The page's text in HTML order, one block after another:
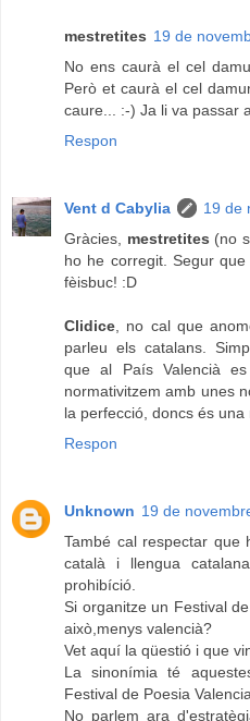
mestretites 19 de
No ens caurà el cel
Però et caurà el cel
caure... :-) Ja li va passar
Respon
Vent d Cabylia
19 de
Gràcies, mestretites (no
ho he corregit. Segur
fèisbuc! :D
Clidice , no cal que
parleu els catalans.
que al País Valencià
normativitzem amb unes
la perfecció, doncs és
Respon
Unknown 19 de
També cal respectar que
català i llengua
prohibíció.
Si organitze un Festival
això,menys valencià?
Vet aquí la qüestió i que
La sinonímia té
Festival de Poesia
No parlem ara